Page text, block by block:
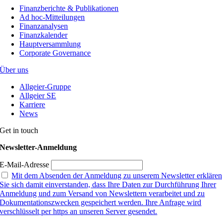
Finanzberichte & Publikationen
Ad hoc-Mitteilungen
Finanzanalysen
Finanzkalender
Hauptversammlung
Corporate Governance
Über uns
Allgeier-Gruppe
Allgeier SE
Karriere
News
Get in touch
Newsletter-Anmeldung
E-Mail-Adresse
Mit dem Absenden der Anmeldung zu unserem Newsletter erklären
Sie sich damit einverstanden, dass Ihre Daten zur Durchführung Ihrer
Anmeldung und zum Versand von Newslettern verarbeitet und zu
Dokumentationszwecken gespeichert werden. Ihre Anfrage wird
verschlüsselt per https an unseren Server gesendet.